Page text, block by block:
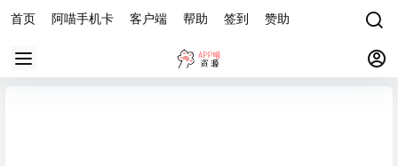
首页 阿喵手机卡 客户端 帮助 签到 赞助